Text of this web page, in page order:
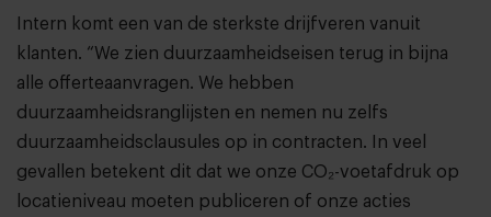
Intern komt een van de sterkste drijfveren vanuit
klanten. “We zien duurzaamheidseisen terug in bijna
alle offerteaanvragen. We hebben
duurzaamheidsranglijsten en nemen nu zelfs
duurzaamheidsclausules op in contracten. In veel
gevallen betekent dit dat we onze CO₂-voetafdruk op
locatieniveau moeten publiceren of onze acties